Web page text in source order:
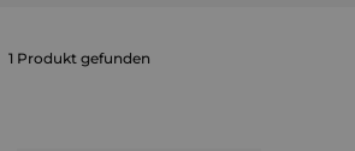
1 Produkt gefunden